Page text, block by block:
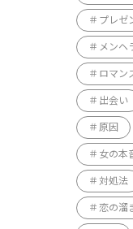
プレゼ
メンヘ
ロマン
出会い
原因
女の本
対処法
恋の溜